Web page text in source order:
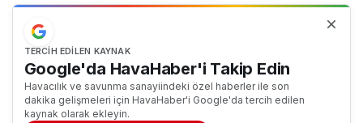
TERCIH EDILEN KAYNAK
Google'da HavaHaber'i Takip Edin
Havacılık ve savunma sanayiindeki özel haberler ile son
dakika gelişmeleri için HavaHaber'i Google'da tercih edilen
kaynak olarak ekleyin.